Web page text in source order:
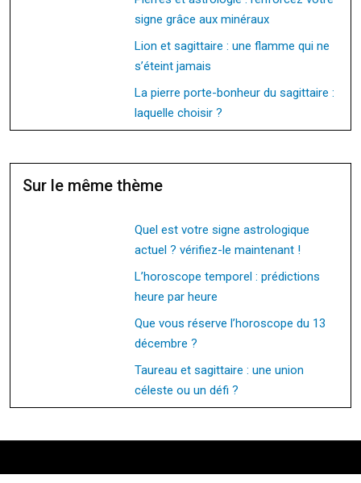
signe grâce aux minéraux
Lion et sagittaire : une flamme qui ne
s’éteint jamais
La pierre porte-bonheur du sagittaire :
laquelle choisir ?
Sur le même thème
Quel est votre signe astrologique
actuel ? vérifiez-le maintenant !
L’horoscope temporel : prédictions
heure par heure
Que vous réserve l’horoscope du 13
décembre ?
Taureau et sagittaire : une union
céleste ou un défi ?